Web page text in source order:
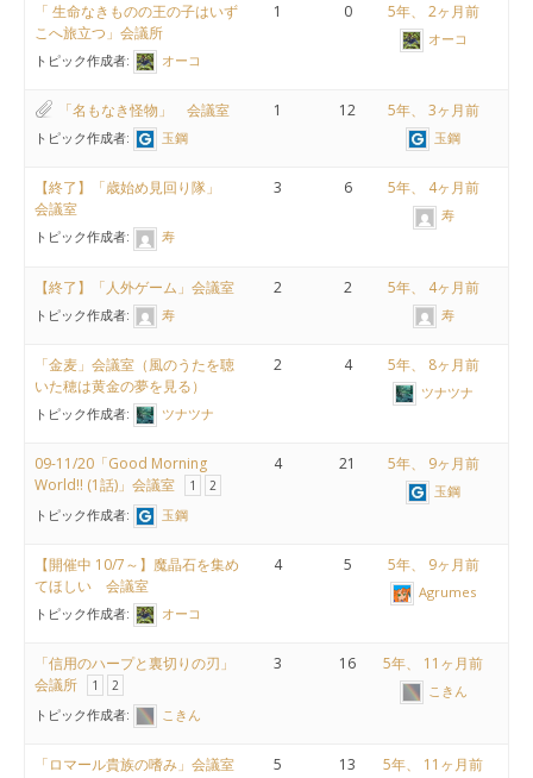
「 生命なきものの王の子はいず
こへ旅立つ」会議所
トピック作成者: オーコ
1 0 5年、 2ヶ月前
オーコ
「名もなき怪物」 会議室
トピック作成者: 玉鋼
1 12 5年、 3ヶ月前
玉鋼
【終了】「歳始め見回り隊」
会議室
トピック作成者: 寿
3 6 5年、 4ヶ月前
寿
【終了】「人外ゲーム」会議室
トピック作成者: 寿
2 2 5年、 4ヶ月前
寿
「金麦」会議室（風のうたを聴
いた穂は黄金の夢を見る）
トピック作成者: ツナツナ
2 4 5年、 8ヶ月前
ツナツナ
09-11/20「Good Morning
World!! (1話)」会議室
1 2
トピック作成者: 玉鋼
4 21 5年、 9ヶ月前
玉鋼
【開催中 10/7～】魔晶石を集め
てほしい 会議室
トピック作成者: オーコ
4 5 5年、 9ヶ月前
Agrumes
「信用のハープと裏切りの刃」
会議所
1 2
トピック作成者: こきん
3 16 5年、 11ヶ月前
こきん
「ロマール貴族の嗜み」会議室 5 13 5年、 11ヶ月前